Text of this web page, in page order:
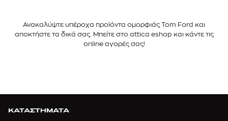
Ανακαλύψτε υπέροχα προϊόντα ομορφιάς Tom Ford και
αποκτήστε τα δικά σας. Μπείτε στο attica eshop και κάντε τις
online αγορές σας!
ΚΑΤΑΣΤΗΜΑΤΑ